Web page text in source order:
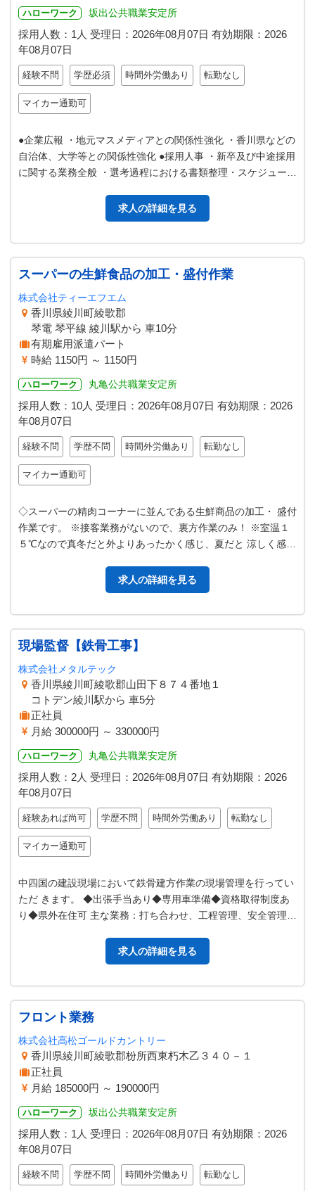
ハローワーク 坂出公共職業安定所
採用人数：1人 受理日： 2026年08月07日 有効期限： 2026
年08月07日
経験不問 学歴必須 時間外労働あり 転勤なし
マイカー通勤可
●企業広報 ・地元マスメディアとの関係性強化 ・香川県などの
自治体、大学等との関係性強化 ●採用人事 ・新卒及び中途採用
に関する業務全般 ・選考過程における書類整理・スケジュール
求人の詳細を見る
スーパーの生鮮食品の加工・盛付作業
株式会社ティーエフエム
香川県綾川町綾歌郡
琴電 琴平線 綾川駅から 車10分
有期雇用派遣パート
時給 1150円 ～ 1150円
ハローワーク 丸亀公共職業安定所
採用人数：10人 受理日： 2026年08月07日 有効期限： 2026
年08月07日
経験不問 学歴不問 時間外労働あり 転勤なし
マイカー通勤可
◇スーパーの精肉コーナーに並んである生鮮商品の加工・ 盛付
作業です。 ※接客業務がないので、裏方作業のみ！ ※室温１
５℃なので真冬だと外よりあったかく感じ、夏だと 涼しく感じ
求人の詳細を見る
現場監督【鉄骨工事】
株式会社メタルテック
香川県綾川町綾歌郡山田下８７４番地１
コトデン綾川駅から 車5分
正社員
月給 300000円 ～ 330000円
ハローワーク 丸亀公共職業安定所
採用人数：2人 受理日： 2026年08月07日 有効期限： 2026
年08月07日
経験あれば尚可 学歴不問 時間外労働あり 転勤なし
マイカー通勤可
中四国の建設現場において鉄骨建方作業の現場管理を行ってい
ただ きます。 ◆出張手当あり◆専用車準備◆資格取得制度あ
り◆県外在住可 主な業務：打ち合わせ、工程管理、安全管理、
求人の詳細を見る
フロント業務
株式会社高松ゴールドカントリー
香川県綾川町綾歌郡枌所西東朽木乙３４０－１
正社員
月給 185000円 ～ 190000円
ハローワーク 坂出公共職業安定所
採用人数：1人 受理日： 2026年08月07日 有効期限： 2026
年08月07日
経験不問 学歴不問 時間外労働あり 転勤なし